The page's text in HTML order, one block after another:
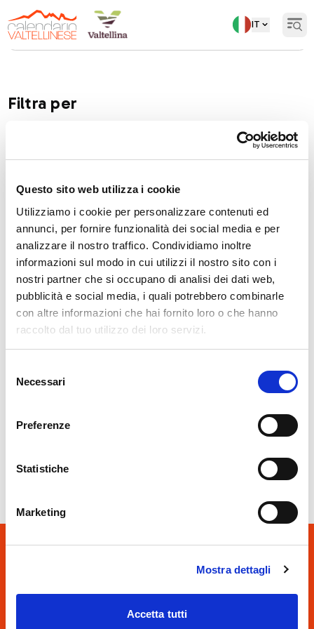
Questo sito web utilizza i cookie
Utilizziamo i cookie per personalizzare contenuti ed
annunci, per fornire funzionalità dei social media e per
analizzare il nostro traffico. Condividiamo inoltre
informazioni sul modo in cui utilizzi il nostro sito con i
nostri partner che si occupano di analisi dei dati web,
pubblicità e social media, i quali potrebbero combinarle
con altre informazioni che hai fornito loro o che hanno
raccolto dal tuo utilizzo dei loro servizi.
delNecessari
Preferenze
Statistiche
Marketing
Mostra dettagli
Accetta tutti
IT
Torna indietro offerte-promozioni
Filtra per
CERCA
Categorie
Bambini
e
famiglie
35
Cultura 50 Enogastronomia 30 Feste
e
sagre